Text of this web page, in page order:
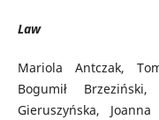
Law
Mariola Antczak,
Bogumił
Gieruszyńska,